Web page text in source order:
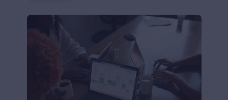
¿Qué es Excel y para qué sirve? El programa